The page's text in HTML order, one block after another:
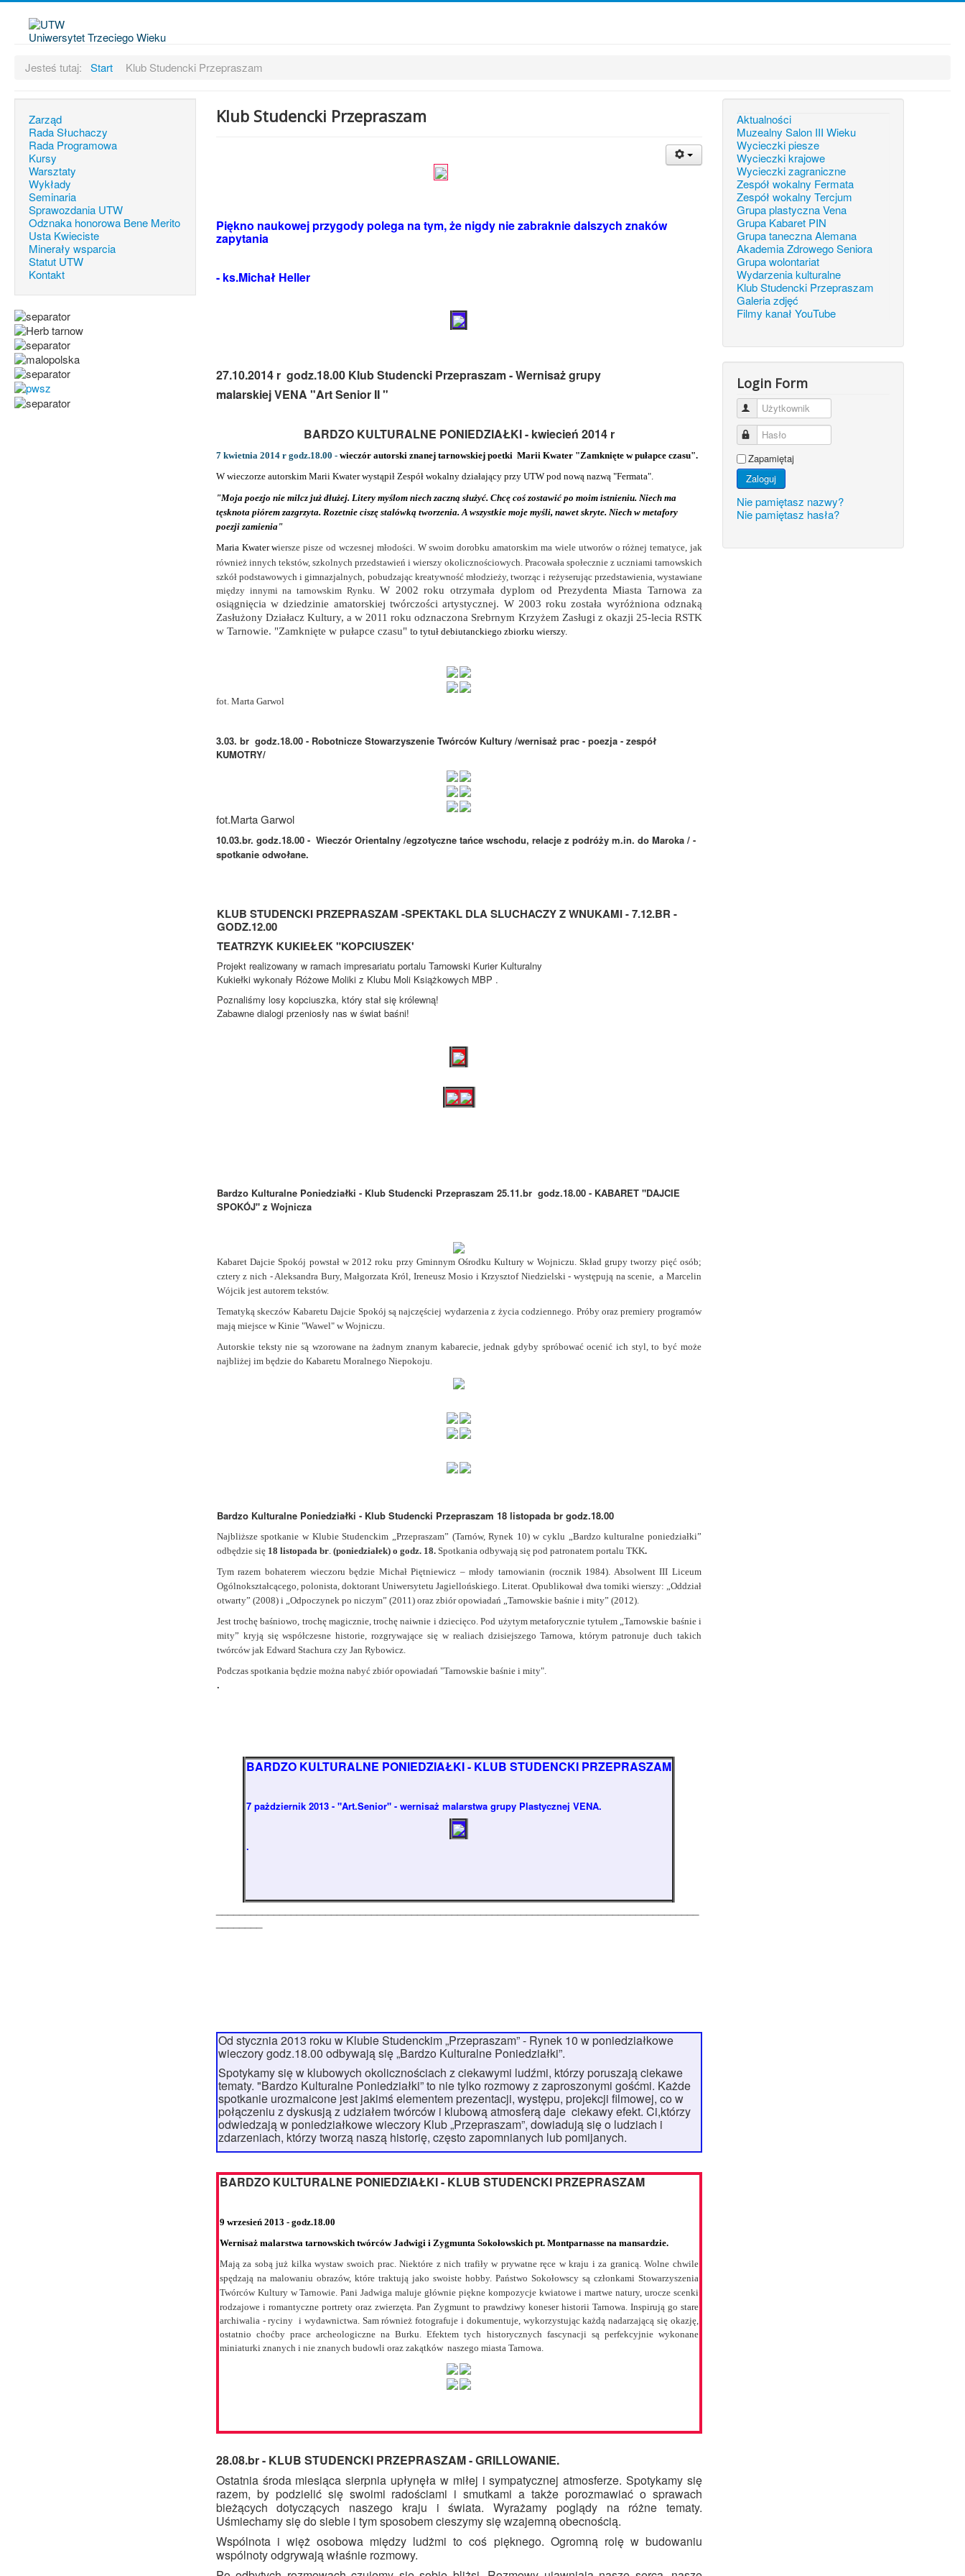
Uniwersytet Trzeciego Wieku
Jesteś tutaj:
Start Klub Studencki Przepraszam
Zarząd
Rada Słuchaczy
Rada Programowa
Kursy
Warsztaty
Wykłady
Seminaria
Sprawozdania UTW
Odznaka honorowa Bene Merito
Usta Kwieciste
Minerały wsparcia
Statut UTW
Kontakt
Klub Studencki Przepraszam
Piękno naukowej przygody polega na tym, że nigdy nie zabraknie dalszych znaków
zapytania
- ks.Michał Heller
27.10.2014 r godz.18.00 Klub Studencki Przepraszam - Wernisaż grupy
malarskiej VENA "Art Senior II "
BARDZO KULTURALNE PONIEDZIAŁKI - kwiecień 2014 r
7 kwietnia 2014 r godz.18.00 - wieczór autorski znanej tarnowskiej poetki Marii Kwater "Zamknięte w pułapce czasu".
W wieczorze autorskim Marii Kwater wystąpił Zespół wokalny działający przy UTW pod nową nazwą "Fermata".
"Moja poezjo nie milcz już dłużej. Litery myślom niech zaczną służyć. Chcę coś zostawić po moim istnieniu. Niech ma
tęsknota piórem zazgrzyta. Rozetnie ciszę stalówką tworzenia. A wszystkie moje myśli, nawet skryte. Niech w metafory
poezji zamienia"
Maria Kwater wiersze pisze od wczesnej młodości. W swoim dorobku amatorskim ma wiele utworów o różnej tematyce, jak
również innych tekstów, szkolnych przedstawień i wierszy okolicznościowych. Pracowała społecznie z uczniami tarnowskich
szkół podstawowych i gimnazjalnych, pobudzając kreatywność młodzieży, tworząc i reżyserując przedstawienia, wystawiane
między innymi na tarnowskim Rynku. W 2002 roku otrzymała dyplom od Prezydenta Miasta Tarnowa za
osiągnięcia w dziedzinie amatorskiej twórczości artystycznej. W 2003 roku została wyróżniona odznaką
Zasłużony Działacz Kultury, a w 2011 roku odznaczona Srebrnym Krzyżem Zasługi z okazji 25-lecia RSTK
w Tarnowie. "Zamknięte w pułapce czasu" to tytuł debiutanckiego zbiorku wierszy.
fot. Marta Garwol
3.03. br godz.18.00 - Robotnicze Stowarzyszenie Twórców Kultury /wernisaż prac - poezja - zespół
KUMOTRY/
fot.Marta Garwol
10.03.br. godz.18.00 - Wieczór Orientalny /egzotyczne tańce wschodu, relacje z podróży m.in. do Maroka / -
spotkanie odwołane.
KLUB STUDENCKI PRZEPRASZAM -SPEKTAKL DLA SLUCHACZY Z WNUKAMI - 7.12.BR -
GODZ.12.00
TEATRZYK KUKIEŁEK "KOPCIUSZEK'
Projekt realizowany w ramach impresariatu portalu Tarnowski Kurier Kulturalny
Kukiełki wykonały Różowe Moliki z Klubu Moli Książkowych MBP .
Poznaliśmy losy kopciuszka, który stał się królewną!
Zabawne dialogi przeniosły nas w świat baśni!
Bardzo Kulturalne Poniedziałki - Klub Studencki Przepraszam 25.11.br godz.18.00 - KABARET "DAJCIE
SPOKÓJ" z Wojnicza
Kabaret Dajcie Spokój powstał w 2012 roku przy Gminnym Ośrodku Kultury w Wojniczu. Skład grupy tworzy pięć osób;
cztery z nich - Aleksandra Bury, Małgorzata Król, Ireneusz Mosio i Krzysztof Niedzielski - występują na scenie, a Marcelin
Wójcik jest autorem tekstów.
Tematyką skeczów Kabaretu Dajcie Spokój są najczęściej wydarzenia z życia codziennego. Próby oraz premiery programów
mają miejsce w Kinie "Wawel" w Wojniczu.
Autorskie teksty nie są wzorowane na żadnym znanym kabarecie, jednak gdyby spróbować ocenić ich styl, to być może
najbliżej im będzie do Kabaretu Moralnego Niepokoju.
Bardzo Kulturalne Poniedziałki - Klub Studencki Przepraszam 18 listopada br godz.18.00
Najbliższe spotkanie w Klubie Studenckim „Przepraszam” (Tarnów, Rynek 10) w cyklu „Bardzo kulturalne poniedziałki”
odbędzie się 18 listopada br. (poniedziałek) o godz. 18. Spotkania odbywają się pod patronatem portalu TKK.
Tym razem bohaterem wieczoru będzie Michał Piętniewicz – młody tarnowianin (rocznik 1984). Absolwent III Liceum
Ogólnokształcącego, polonista, doktorant Uniwersytetu Jagiellońskiego. Literat. Opublikował dwa tomiki wierszy: „Oddział
otwarty” (2008) i „Odpoczynek po niczym” (2011) oraz zbiór opowiadań „Tarnowskie baśnie i mity” (2012).
Jest trochę baśniowo, trochę magicznie, trochę naiwnie i dziecięco. Pod użytym metaforycznie tytułem „Tarnowskie baśnie i
mity” kryją się współczesne historie, rozgrywające się w realiach dzisiejszego Tarnowa, którym patronuje duch takich
twórców jak Edward Stachura czy Jan Rybowicz.
Podczas spotkania będzie można nabyć zbiór opowiadań "Tarnowskie baśnie i mity".
.
BARDZO KULTURALNE PONIEDZIAŁKI - KLUB STUDENCKI PRZEPRASZAM
7 pażdziernik 2013 - "Art.Senior" - wernisaż malarstwa grupy Plastycznej VENA.
.
Od stycznia 2013 roku w Klubie Studenckim „Przepraszam” - Rynek 10 w poniedziałkowe
wieczory godz.18.00 odbywają się „Bardzo Kulturalne Poniedziałki”.
Spotykamy się w klubowych okolicznościach z ciekawymi ludźmi, którzy poruszają ciekawe
tematy. "Bardzo Kulturalne Poniedziałki” to nie tylko rozmowy z zaproszonymi gośćmi. Każde
spotkanie urozmaicone jest jakimś elementem prezentacji, występu, projekcji filmowej, co w
połączeniu z dyskusją z udziałem twórców i klubową atmosferą daje ciekawy efekt. Ci,którzy
odwiedzają w poniedziałkowe wieczory Klub „Przepraszam”, dowiadują się o ludziach i
zdarzeniach, którzy tworzą naszą historię, często zapomnianych lub pomijanych.
BARDZO KULTURALNE PONIEDZIAŁKI - KLUB STUDENCKI PRZEPRASZAM
9 wrzesień 2013 - godz.18.00
Wernisaż malarstwa tarnowskich twórców Jadwigi i Zygmunta Sokołowskich pt. Montparnasse na mansardzie.
Mają za sobą już kilka wystaw swoich prac. Niektóre z nich trafiły w prywatne ręce w kraju i za granicą. Wolne chwile
spędzają na malowaniu obrazów, które traktują jako swoiste hobby. Państwo Sokołowscy są członkami Stowarzyszenia
Twórców Kultury w Tarnowie.Pani Jadwiga maluje głównie piękne kompozycje kwiatowe i martwe natury, urocze scenki
rodzajowe i romantyczne portrety oraz zwierzęta. Pan Zygmunt to prawdziwy koneser historii Tarnowa. Inspirują go stare
archiwalia - ryciny i wydawnictwa. Sam również fotografuje i dokumentuje, wykorzystując każdą nadarzającą się okazję,
ostatnio choćby prace archeologiczne na Burku. Efektem tych historycznych fascynacji są perfekcyjnie wykonane
miniaturki znanych i nie znanych budowli oraz zakątków naszego miasta Tarnowa.
28.08.br - KLUB STUDENCKI PRZEPRASZAM - GRILLOWANIE.
Ostatnia środa miesiąca sierpnia upłynęła w miłej i sympatycznej atmosferze. Spotykamy się
razem, by podzielić się swoimi radościami i smutkami a także porozmawiać o sprawach
bieżących dotyczących naszego kraju i świata. Wyrażamy poglądy na różne tematy.
Uśmiechamy się do siebie i tym sposobem cieszymy się wzajemną obecnością.
Wspólnota i więż osobowa między ludżmi to coś pięknego. Ogromną rolę w budowaniu
wspólnoty odgrywają właśnie rozmowy.
Aktualności
Muzealny Salon III Wieku
Wycieczki piesze
Wycieczki krajowe
Wycieczki zagraniczne
Zespół wokalny Fermata
Zespół wokalny Tercjum
Grupa plastyczna Vena
Grupa Kabaret PIN
Grupa taneczna Alemana
Akademia Zdrowego Seniora
Grupa wolontariat
Wydarzenia kulturalne
Klub Studencki Przepraszam
Galeria zdjęć
Filmy kanał YouTube
Login Form
Użytkownik
Hasło
Zapamiętaj
Zaloguj
Nie pamiętasz nazwy?
Nie pamiętasz hasła?